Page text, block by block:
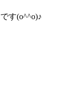
す(o^^o)♪